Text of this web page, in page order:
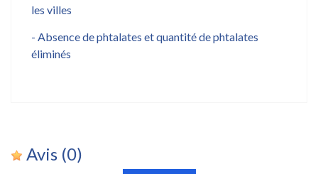
les villes
- Absence de phtalates et quantité de phtalates
éliminés
Avis (0)